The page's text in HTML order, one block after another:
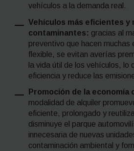
vehículos a la demanda real.
Vehículos más eficientes y
contaminantes: gracias al
preventivo que hacen muchas
flexible, se evitan averías
la vida útil de los vehículos, lo
eficiencia y reduce las
Promoción de la economía
modalidad de alquiler
eficiente, prolongado y
disminuye el parque
innecesaria de nuevas
contaminación ambiental y